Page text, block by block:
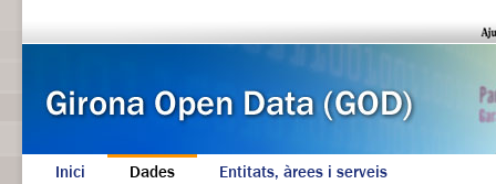
Inici Dades Entitats, àrees i serveis